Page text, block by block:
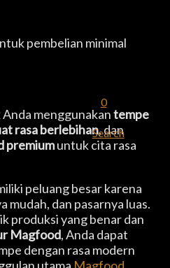
0
Search
pembelian minimal
menggunakantempe
rasa berlebihan, dan
premiumuntuk cita rasa
peluang besar karena
mudah, dan pasarnya luas.
produksi yang benar dan
Magfood, Anda dapat
dengan rasa modern